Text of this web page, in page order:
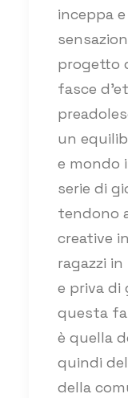
inceppa
progetto
fasce
un
e mondo
serie di
tendono
creative
ragazzi
e priva di
questa
è quella
quindi
della